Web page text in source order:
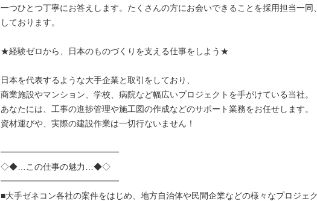
一つひとつ丁寧にお答えします。たくさんの方にお会いできることを採用担当一同
しております。
★経験ゼロから、日本のものづくりを支える仕事をしよう★
日本を代表するような大手企業と取引をしており、
商業施設やマンション、学校、病院など幅広いプロジェクトを手がけている当社。
あなたには、工事の進捗管理や施工図の作成などのサポート業務をお任せします。
資材運びや、実際の建設作業は一切行ないません！
━━━━━━━━━━━━━━
◇◆…この仕事の魅力…◆◇
━━━━━━━━━━━━━━
■大手ゼネコン各社の案件をはじめ、地方自治体や民間企業などの様々なプロジェ